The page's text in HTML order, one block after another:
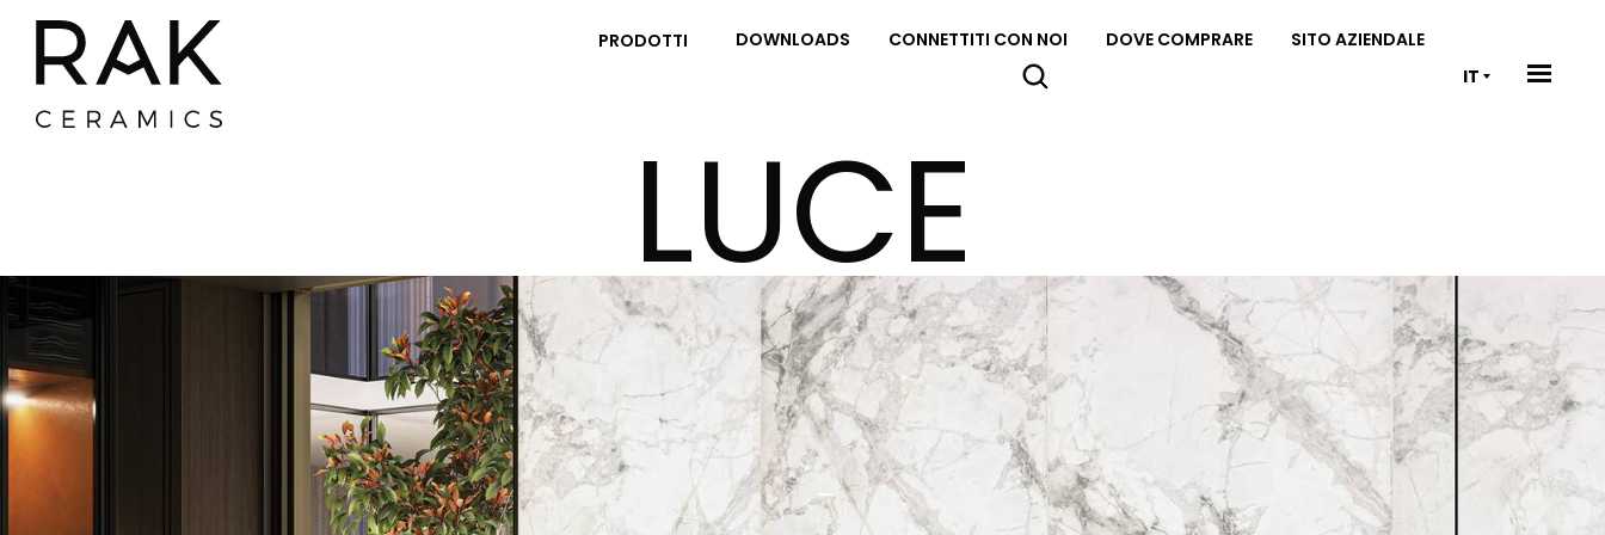
PRODOTTI DOWNLOADS CONNETTITI CON NOI DOVE COMPRARE
SITO AZIENDALE
IT
LUCE